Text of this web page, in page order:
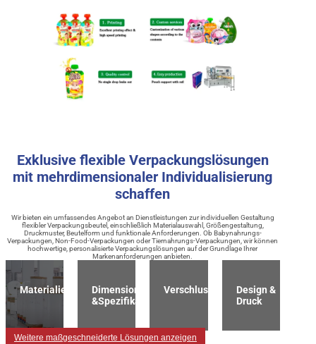
Exklusive flexible Verpackungslösungen
mit mehrdimensionaler Individualisierung
schaffen
Wir bieten ein umfassendes Angebot an Dienstleistungen zur individuellen Gestaltung
flexibler Verpackungsbeutel, einschließlich Materialauswahl, Größengestaltung,
Druckmuster, Beutelform und funktionale Anforderungen. Ob Babynahrungs-
Verpackungen, Non-Food-Verpackungen oder Tiernahrungs-Verpackungen, wir können
hochwertige, personalisierte Verpackungslösungen auf der Grundlage Ihrer
Markenanforderungen anbieten.
Materialien
Dimension
&Spezifikation
Verschlussart
Design &
Druck
Weitere maßgeschneiderte Lösungen anzeigen